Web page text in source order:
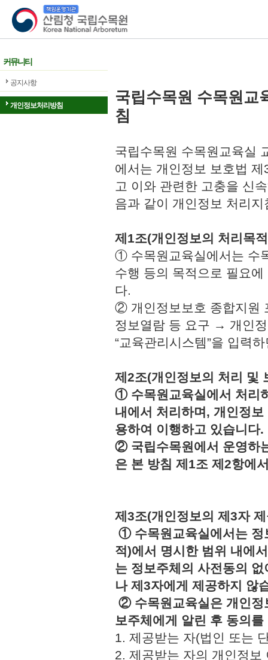
산림청 국립수목원
커뮤니티
공지사항
개인정보처리방침
국립수목원 수목원교
침
국립수목원 수목원교육실
에서는 개인정보 보호법
고 이와 관련한 고충을 신
음과 같이 개인정보 처리
제1조(개인정보의 처리목
① 수목원교육실에서는 수
수행 등의 목적으로 필요
다.
② 개인정보보호 종합지원
정보열람 등 요구 → 개인
“교육관리시스템”을 입력
제2조(개인정보의 처리 및
① 수목원교육실에서 처리
내에서 처리하며, 개인정
용하여 이행하고 있습니다.
② 국립수목원에서 운영하
은 본 방침 제1조 제2항에
제3조(개인정보의 제3자
① 수목원교육실에서는 정
적)에서 명시한 범위 내에
는 정보주체의 사전동의
나 제3자에게 제공하지 않
② 수목원교육실은 개인정
보주체에게 알린 후 동의
1. 제공받는 자(법인 또
2. 제공받는 자의 개인정